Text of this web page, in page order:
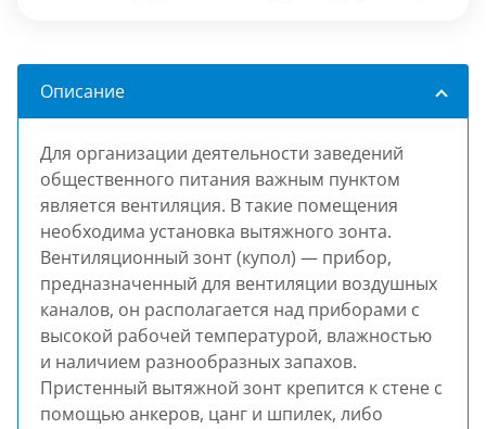
Описание
Для организации деятельности заведений
общественного питания важным пунктом
является вентиляция. В такие помещения
необходима установка вытяжного зонта.
Вентиляционный зонт (купол) — прибор,
предназначенный для вентиляции воздушных
каналов, он располагается над приборами с
высокой рабочей температурой, влажностью
и наличием разнообразных запахов.
Пристенный вытяжной зонт крепится к стене с
помощью анкеров, цанг и шпилек, либо